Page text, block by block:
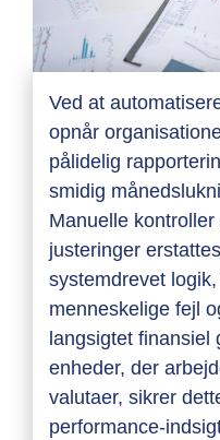
Ved at
opnår
pålidelig
smidig
Manuelle
justeringer
systemdrevet
menneskelige fejl
langsigtet finansiel
enheder, der
valutaer, sikrer
performance-